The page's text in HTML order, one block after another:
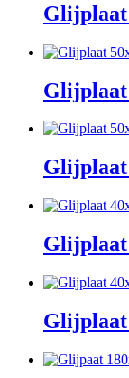
Glijplaat
Glijplaat
Glijplaat
Glijplaat
Glijplaat